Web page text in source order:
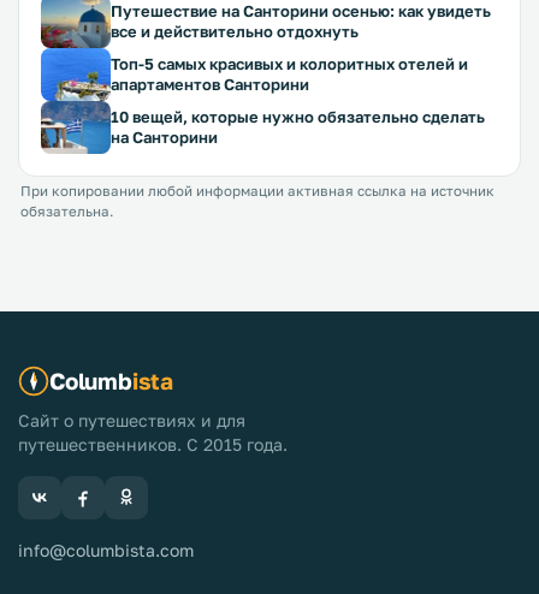
Путешествие на Санторини осенью: как увидеть
все и действительно отдохнуть
Топ-5 самых красивых и колоритных отелей и
апартаментов Санторини
10 вещей, которые нужно обязательно сделать
на Санторини
При копировании любой информации активная ссылка на источник
обязательна.
Columbista
Сайт о путешествиях и для
путешественников. С 2015 года.
info@columbista.com